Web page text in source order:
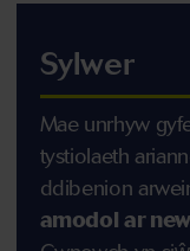
Sylwer
Mae unrhyw
tystiolaeth
ddibenion
amodol ar